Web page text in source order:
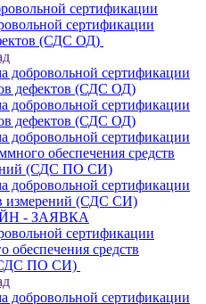
сертификации
сертификации
(СДС ОД)
добровольной сертификации
дефектов (СДС ОД)
добровольной сертификации
дефектов (СДС ОД)
добровольной сертификации
обеспечения средств
(СДС ПО СИ)
добровольной сертификации
измерений (СДС СИ)
- ЗАЯВКА
сертификации
обеспечения средств
ПО СИ)
добровольной сертификации